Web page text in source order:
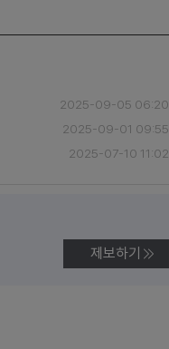
2025-09-05 06:20
2025-09-01 09:55
2025-07-10 11:02
제보하기